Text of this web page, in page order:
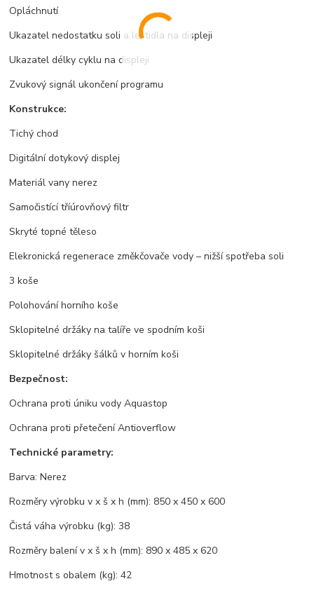
Opláchnutí
Ukazatel nedostatku soli a leštidla na displeji
Ukazatel délky cyklu na displeji
Zvukový signál ukončení programu
Konstrukce:
Tichý chod
Digitální dotykový displej
Materiál vany nerez
Samočistící tříúrovňový filtr
Skryté topné těleso
Elekronická regenerace změkčovače vody – nižší spotřeba soli
3 koše
Polohování horního koše
Sklopitelné držáky na talíře ve spodním koši
Sklopitelné držáky šálků v horním koši
Bezpečnost:
Ochrana proti úniku vody Aquastop
Ochrana proti přetečení Antioverflow
Technické parametry:
Barva: Nerez
Rozměry výrobku v x š x h (mm): 850 x 450 x 600
Čistá váha výrobku (kg): 38
Rozměry balení v x š x h (mm): 890 x 485 x 620
Hmotnost s obalem (kg): 42